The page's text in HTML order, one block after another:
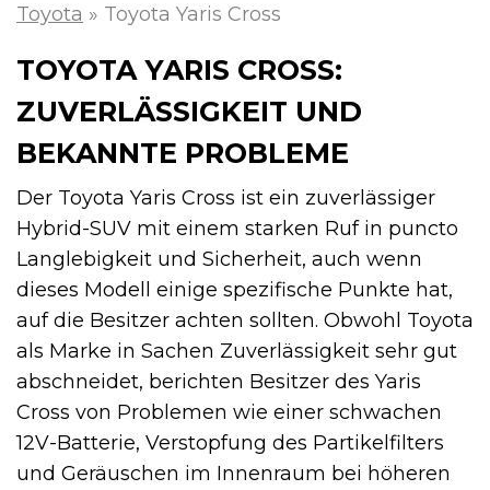
Toyota » Toyota Yaris Cross
TOYOTA YARIS CROSS:
ZUVERLÄSSIGKEIT UND
BEKANNTE PROBLEME
Der Toyota Yaris Cross ist ein zuverlässiger
Hybrid-SUV mit einem starken Ruf in puncto
Langlebigkeit und Sicherheit, auch wenn
dieses Modell einige spezifische Punkte hat,
auf die Besitzer achten sollten. Obwohl Toyota
als Marke in Sachen Zuverlässigkeit sehr gut
abschneidet, berichten Besitzer des Yaris
Cross von Problemen wie einer schwachen
12V-Batterie, Verstopfung des Partikelfilters
und Geräuschen im Innenraum bei höheren